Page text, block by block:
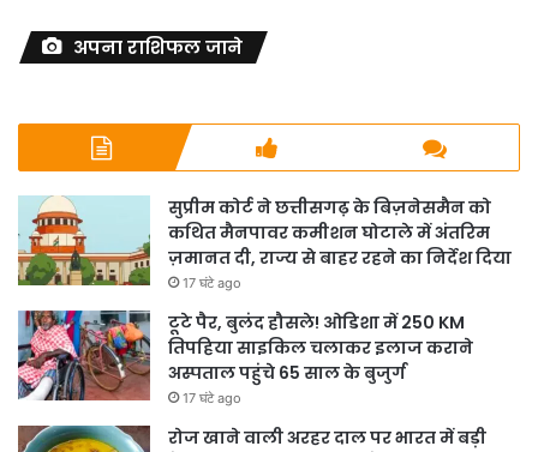
अपना राशिफल जाने
सुप्रीम कोर्ट ने छत्तीसगढ़ के बिज़नेसमैन को
कथित मैनपावर कमीशन घोटाले में अंतरिम
ज़मानत दी, राज्य से बाहर रहने का निर्देश दिया
17 घंटे ago
टूटे पैर, बुलंद हौसले! ओडिशा में 250 KM
तिपहिया साइकिल चलाकर इलाज कराने
अस्पताल पहुंचे 65 साल के बुजुर्ग
17 घंटे ago
रोज खाने वाली अरहर दाल पर भारत में बड़ी